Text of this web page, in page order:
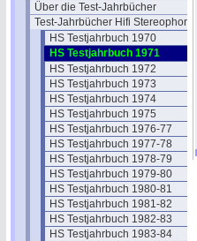
Über die Test-Jahrbücher
Test-Jahrbücher Hifi Stereophonie
HS Testjahrbuch 1970
HS Testjahrbuch 1971
HS Testjahrbuch 1972
HS Testjahrbuch 1973
HS Testjahrbuch 1974
HS Testjahrbuch 1975
HS Testjahrbuch 1976-77
HS Testjahrbuch 1977-78
HS Testjahrbuch 1978-79
HS Testjahrbuch 1979-80
HS Testjahrbuch 1980-81
HS Testjahrbuch 1981-82
HS Testjahrbuch 1982-83
HS Testjahrbuch 1983-84